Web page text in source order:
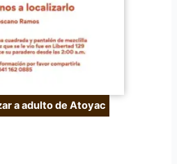
a adulto de Atoyac